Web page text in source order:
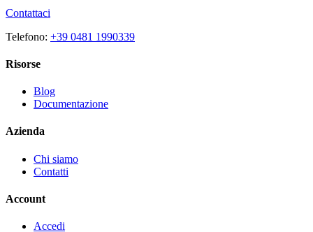
Contattaci
Telefono: +39 0481 1990339
Risorse
Blog
Documentazione
Azienda
Chi siamo
Contatti
Account
Accedi